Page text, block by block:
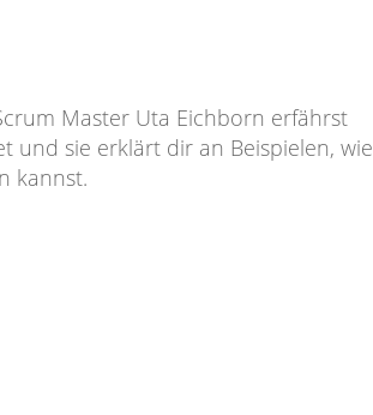
Master Uta Eichborn erfährst
und sie erklärt dir an Beispielen, wie
kannst.